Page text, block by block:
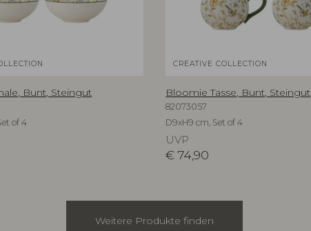
Bunt, Steingut
of 4
CREATIVE COLLECTION
Bloomie Tasse, Bunt, Steingut
82073057
D9xH9 cm, Set of 4
UVP
€ 74,90
Weitere Produkte finden